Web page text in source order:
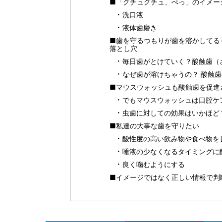
■「グチュグチュ、ぺっ」のイメ
洗口液
液体歯磨き
■歯を守るつもりが歯を溶かして
落とし穴
毎日歯がとけていく？酸蝕歯
なぜ歯が溶けちゃうの？ 酸蝕
■マウスウォッシュも酸蝕歯を促進
でもマウスウォッシュは口腔
虫歯に対しての効果はいかほど
■私達の大事な歯を守りたい
酸性度の高い飲み物や食べ物
唾液の少なくなるタイミング
良く噛むようにする
■イメージではなく正しい情報で判